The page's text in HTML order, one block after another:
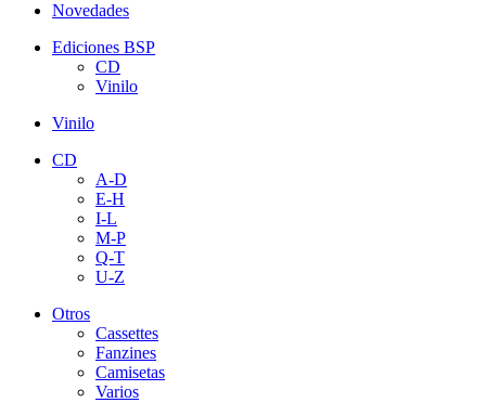
Novedades
Ediciones BSP
CD
Vinilo
Vinilo
CD
A-D
E-H
I-L
M-P
Q-T
U-Z
Otros
Cassettes
Fanzines
Camisetas
Varios